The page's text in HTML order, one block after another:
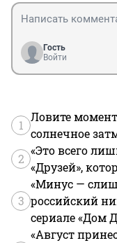
Гость
Войти
1
Ловите
солнечное
2
«Это всего
«Друзей»,
3
«Минус —
российский
сериале «Дом
«Август